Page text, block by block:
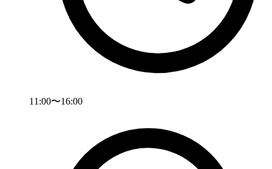
11:00〜16:00